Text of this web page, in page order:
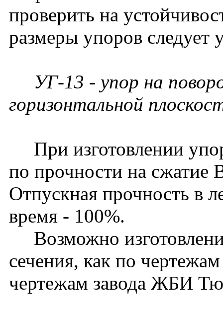
проверить на
размеры упоров следует
УГ-13 - упор на
горизонтальной
При изготовлении
по прочности на сжатие
Отпускная прочность в
время - 100%.
Возможно
сечения, как по
чертежам завода ЖБИ